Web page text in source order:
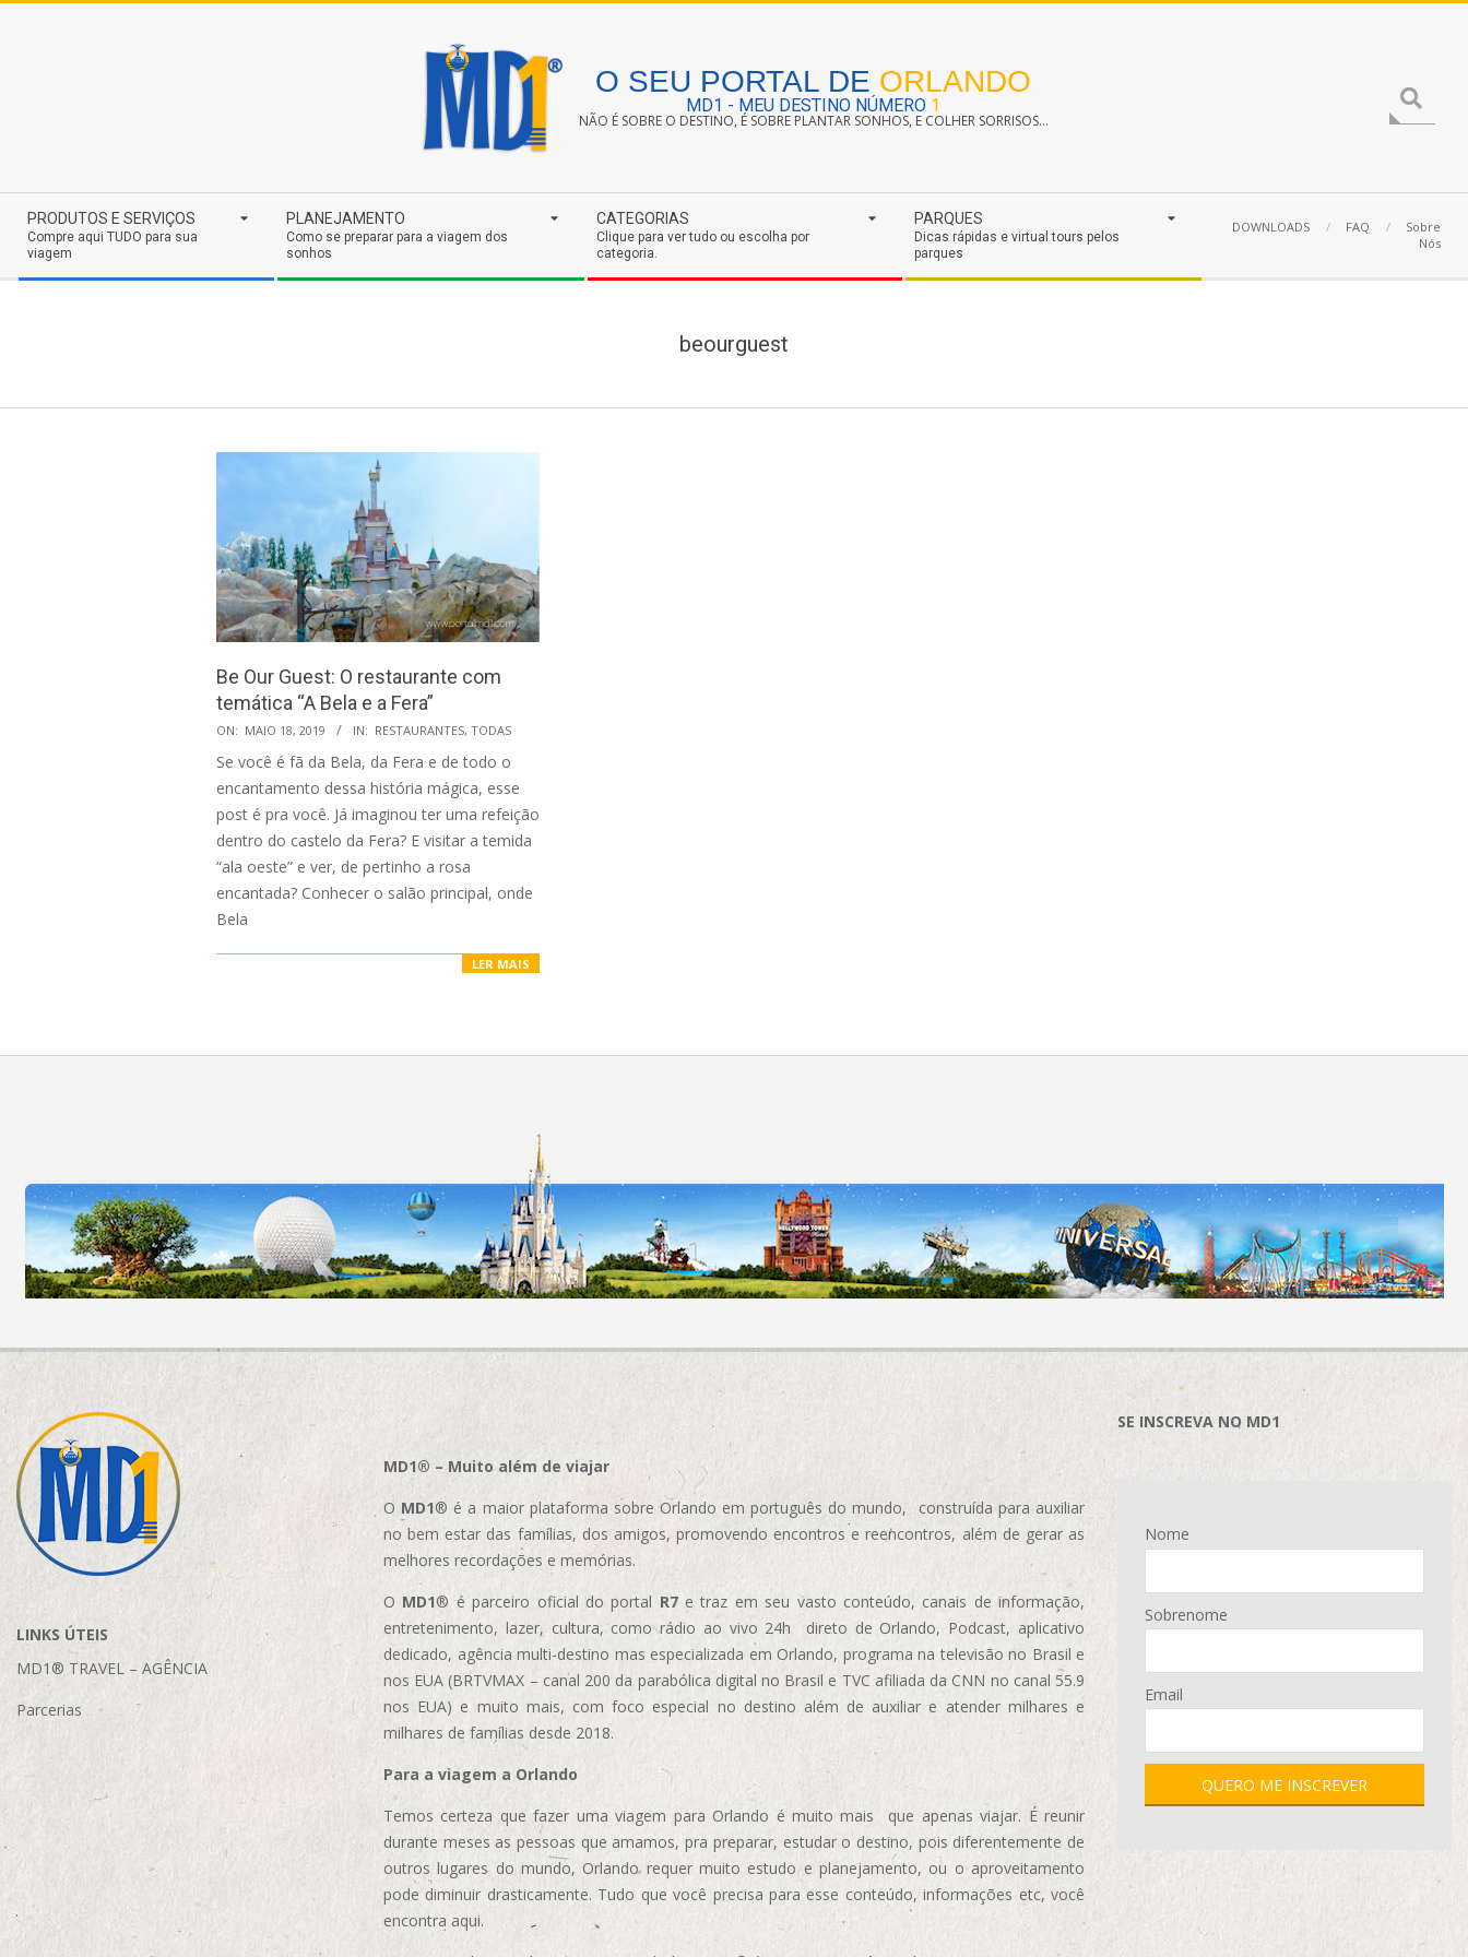
O SEU PORTAL DE ORLANDO
MD1 - MEU DESTINO NÚMERO 1
NÃO É SOBRE O DESTINO, É SOBRE PLANTAR SONHOS, E COLHER SORRISOS...
Navigation
Menu
PRODUTOS E SERVIÇOS
Compre aqui TUDO para sua
viagem
PLANEJAMENTO
Como se preparar para a viagem dos
sonhos
CATEGORIAS
Clique para ver tudo ou escolha por
categoria.
PARQUES
Dicas rápidas e virtual tours pelos
parques
DOWNLOADS FAQ
Sobre
Nós
beourguest
Be Our Guest: O restaurante com
temática “A Bela e a Fera”
2019-
05-
ON: MAIO 18, 2019 IN: RESTAURANTES, TODAS
Se você é fã da Bela, da Fera e de todo o
encantamento dessa história mágica, esse
post é pra você. Já imaginou ter uma refeição
dentro do castelo da Fera? E visitar a temida
“ala oeste” e ver, de pertinho a rosa
encantada? Conhecer o salão principal, onde
Bela
LER MAIS
LINKS ÚTEIS
MD1® TRAVEL – AGÊNCIA
Parcerias
MD1® – Muito além de viajar
O MD1® é a maior plataforma sobre Orlando em português do mundo, construída para auxiliar
no bem estar das famílias, dos amigos, promovendo encontros e reencontros, além de gerar as
melhores recordações e memórias.
O MD1® é parceiro oficial do portal R7e traz em seu vasto conteúdo, canais de informação,
entretenimento, lazer, cultura, como rádio ao vivo 24h direto de Orlando, Podcast, aplicativo
dedicado, agência multi-destino mas especializada em Orlando, programa na televisão no Brasil e
nos EUA (BRTVMAX – canal 200 da parabólica digital no Brasil e TVC afiliada da CNN no canal 55.9
nos EUA) e muito mais, com foco especial no destino além de auxiliar e atender milhares e
milhares de famílias desde 2018.
Para a viagem a Orlando
Temos certeza que fazer uma viagem para Orlando é muito mais que apenas viajar. É reunir
durante meses as pessoas que amamos, pra preparar, estudar o destino, pois diferentemente de
outros lugares do mundo, Orlando requer muito estudo e planejamento, ou o aproveitamento
pode diminuir drasticamente. Tudo que você precisa para esse conteúdo, informações etc, você
encontra aqui.
SE INSCREVA NO MD1
Nome
Sobrenome
Email